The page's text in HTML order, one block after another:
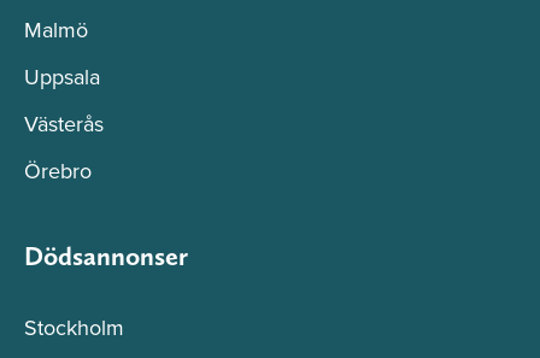
Malmö
Uppsala
Västerås
Örebro
Dödsannonser
Stockholm